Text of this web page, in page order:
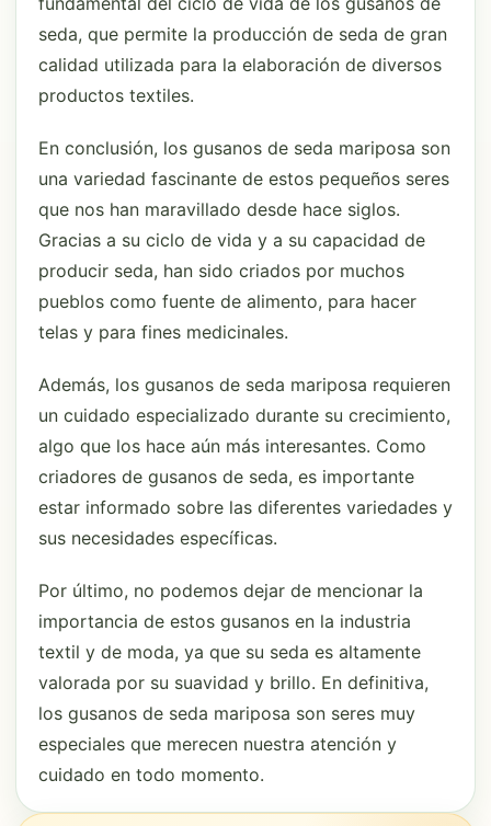
seda, que permite la producción de seda de gran
calidad utilizada para la elaboración de diversos
productos textiles.
En conclusión, los gusanos de seda mariposa son
una variedad fascinante de estos pequeños seres
que nos han maravillado desde hace siglos.
Gracias a su ciclo de vida y a su capacidad de
producir seda, han sido criados por muchos
pueblos como fuente de alimento, para hacer
telas y para fines medicinales.
Además, los gusanos de seda mariposa requieren
un cuidado especializado durante su crecimiento,
algo que los hace aún más interesantes. Como
criadores de gusanos de seda, es importante
estar informado sobre las diferentes variedades y
sus necesidades específicas.
Por último, no podemos dejar de mencionar la
importancia de estos gusanos en la industria
textil y de moda, ya que su seda es altamente
valorada por su suavidad y brillo. En definitiva,
los gusanos de seda mariposa son seres muy
especiales que merecen nuestra atención y
cuidado en todo momento.